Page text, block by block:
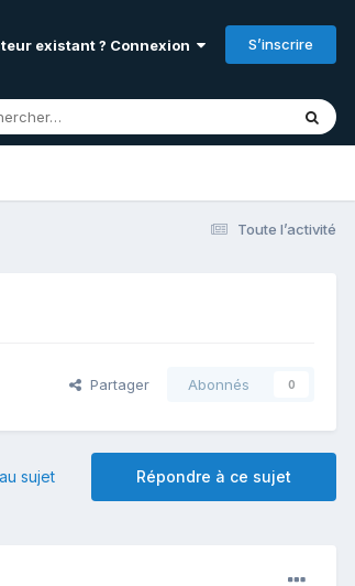
existant ? Connexion S’inscrire
Toute l’activité
Partager Abonnés 0
Répondre à ce sujet
sujet